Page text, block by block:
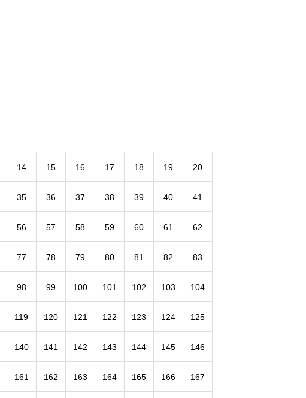
14 15 16 17 18 19 20
35 36 37 38 39 40 41
56 57 58 59 60 61 62
77 78 79 80 81 82 83
98 99 100 101 102 103 104
119 120 121 122 123 124 125
140 141 142 143 144 145 146
161 162 163 164 165 166 167